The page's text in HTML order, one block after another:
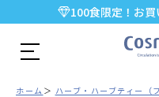
100食限定！お買
5,000円以上の
新規会員登録で今す
ホーム ハーブ・ハーブティー（